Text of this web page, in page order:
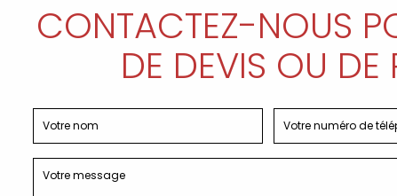
CONTACTEZ-NOUS
DE DEVIS OU DE